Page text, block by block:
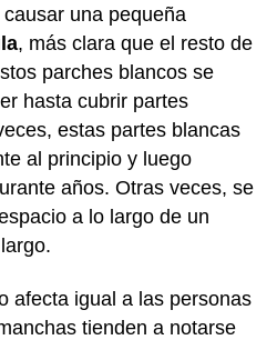
una pequeña
, más clara que el resto de
parches blancos se
hasta cubrir partes
estas partes blancas
al principio y luego
años. Otras veces, se
a lo largo de un
afecta igual a las personas
tienden a notarse